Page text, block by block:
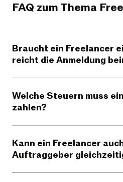
FAQ zum Thema
Braucht ein Freelancer
reicht die Anmeldung
Welche Steuern muss
zahlen?
Kann ein Freelancer
Auftraggeber